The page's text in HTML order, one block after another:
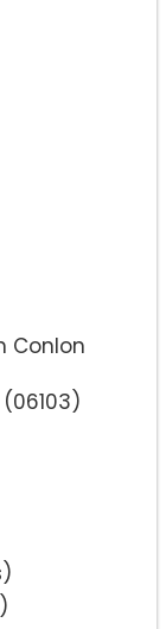
Conlon
(06103)